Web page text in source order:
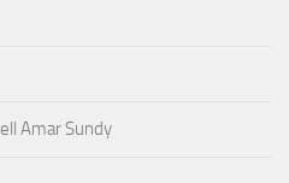
Amar Sundy